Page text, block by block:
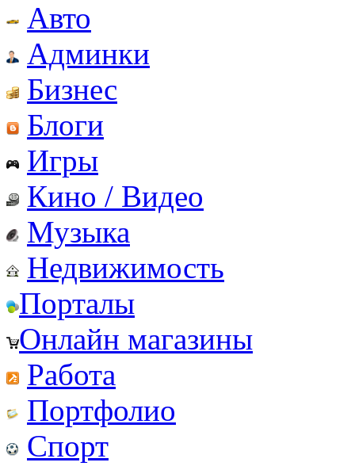
Авто
Админки
Бизнес
Блоги
Игры
Кино / Видео
Музыка
Недвижимость
Порталы
Онлайн магазины
Работа
Портфолио
Спорт